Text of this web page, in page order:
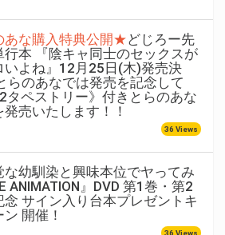
な購入特典公開★どじろー先
行本 『陰キャ同士のセックスが
いよね』12月25日(木)発売決
らのあなでは発売を記念して
タペストリー》付きとらのあな
発売いたします！！
36 Views
な幼馴染と興味本位でヤってみ
ANIMATION』DVD 第1巻・第2
念 サイン入り台本プレゼントキ
開催！